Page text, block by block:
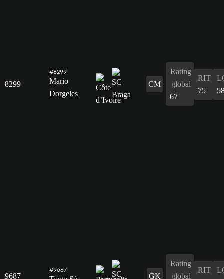
8299
#8299
Mario
Dorgeles
CM
Rating
global
67
RIT
75
9687
#9687
GK
Rating
global
RIT